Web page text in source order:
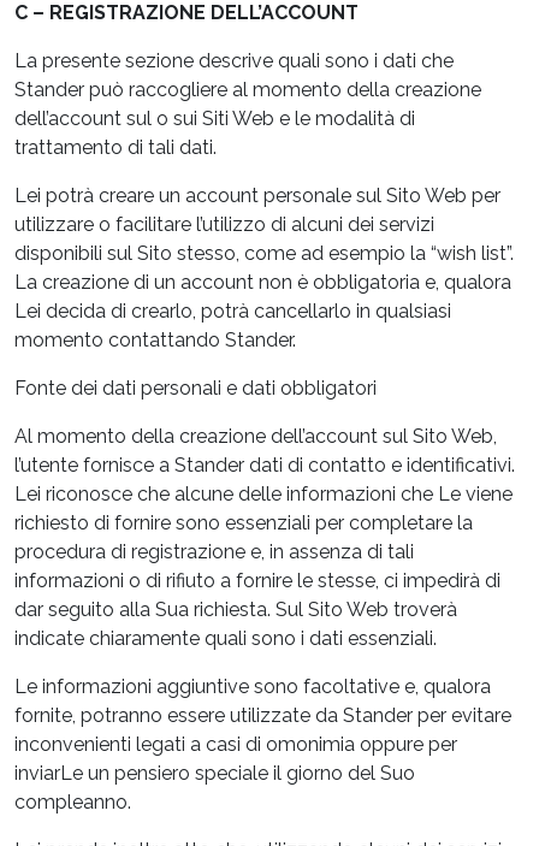
C – REGISTRAZIONE DELL’ACCOUNT
La presente sezione descrive quali sono i dati che
Stander può raccogliere al momento della creazione
dell’account sul o sui Siti Web e le modalità di
trattamento di tali dati.
Lei potrà creare un account personale sul Sito Web per
utilizzare o facilitare l’utilizzo di alcuni dei servizi
disponibili sul Sito stesso, come ad esempio la “wish list”.
La creazione di un account non è obbligatoria e, qualora
Lei decida di crearlo, potrà cancellarlo in qualsiasi
momento contattando Stander.
Fonte dei dati personali e dati obbligatori
Al momento della creazione dell’account sul Sito Web,
l’utente fornisce a Stander dati di contatto e identificativi.
Lei riconosce che alcune delle informazioni che Le viene
richiesto di fornire sono essenziali per completare la
procedura di registrazione e, in assenza di tali
informazioni o di rifiuto a fornire le stesse, ci impedirà di
dar seguito alla Sua richiesta. Sul Sito Web troverà
indicate chiaramente quali sono i dati essenziali.
Le informazioni aggiuntive sono facoltative e, qualora
fornite, potranno essere utilizzate da Stander per evitare
inconvenienti legati a casi di omonimia oppure per
inviarLe un pensiero speciale il giorno del Suo
compleanno.